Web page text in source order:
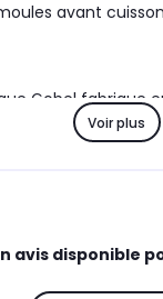
avant
Gobel
Voir plus
avis disponible